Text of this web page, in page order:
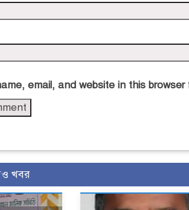
email, and website in this
খবর